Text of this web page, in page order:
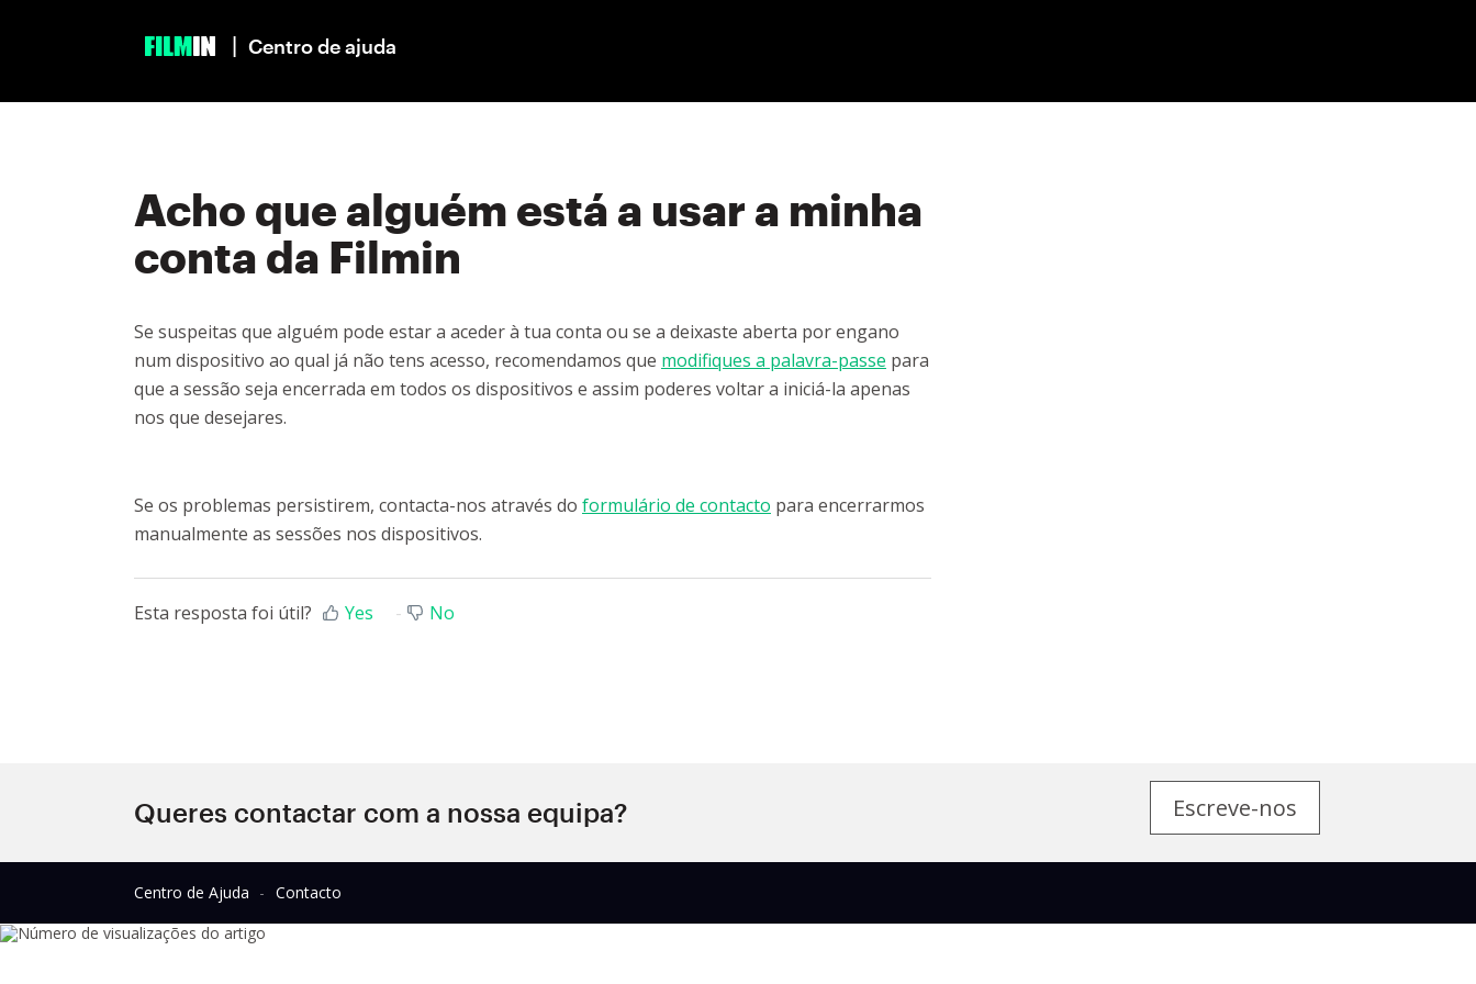
| Centro de ajuda
Acho que alguém está a usar a minha
conta da Filmin
Se suspeitas que alguém pode estar a aceder à tua conta ou se a deixaste aberta por engano
num dispositivo ao qual já não tens acesso, recomendamos que modifiques a palavra-passe para
que a sessão seja encerrada em todos os dispositivos e assim poderes voltar a iniciá-la apenas
nos que desejares.
Se os problemas persistirem, contacta-nos através do formulário de contacto para encerrarmos
manualmente as sessões nos dispositivos.
Esta resposta foi útil? Yes No
Queres contactar com a nossa equipa? Escreve-nos
Centro de Ajuda Contacto